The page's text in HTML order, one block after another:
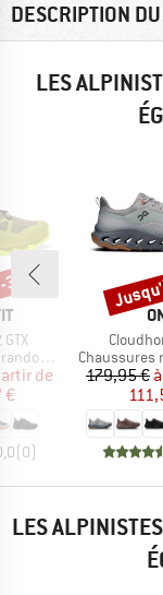
DESCRIPTION
LES
réduit
de
€
(0)
%
Article
Product
Chaussures
179,95 €
Remise
LES